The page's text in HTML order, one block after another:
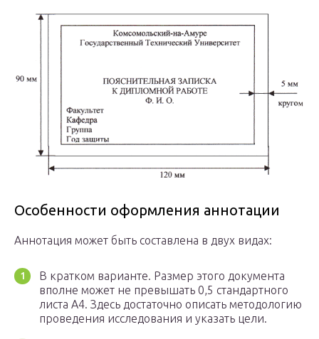
Особенности оформления аннотации
Аннотация может быть составлена в двух видах:
В кратком варианте. Размер этого документа
вполне может не превышать 0,5 стандартного
листа А4. Здесь достаточно описать методологию
проведения исследования и указать цели.